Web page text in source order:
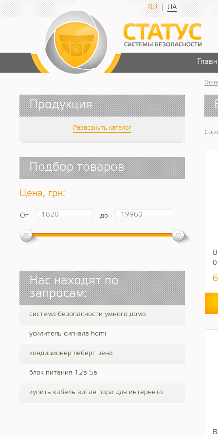
RU UA
Продукция
Развернуть каталог
Подбор товаров
Цена, грн:
От до
Нас находят по
запросам:
система безопасности умного дома
усилитель сигнала hdmi
кондиционер леберг цена
блок питания 12в 5а
купить кабель витая пара для интернета